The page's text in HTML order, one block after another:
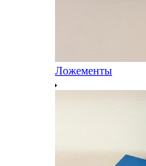
Ложементы